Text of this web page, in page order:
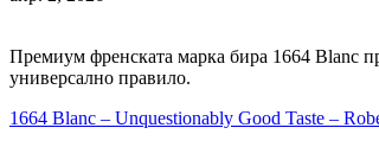
Премиум френската марка бира 1664 Blanc
универсално правило.
1664 Blanc – Unquestionably Good Taste –